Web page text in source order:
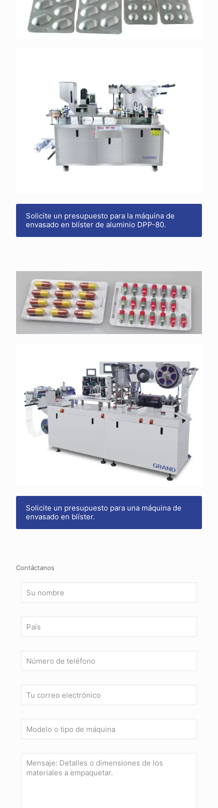
Solicite un presupuesto para la máquina de
envasado en blíster de aluminio DPP-80.
Solicite un presupuesto para una máquina de
envasado en blíster.
Contáctanos